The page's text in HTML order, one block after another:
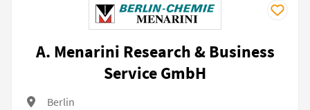
A. Menarini Research & Business
Service GmbH
Berlin